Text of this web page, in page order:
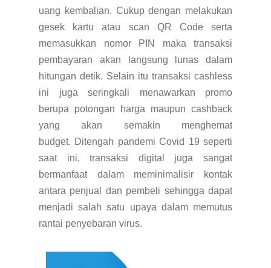
uang kembalian. Cukup dengan melakukan
gesek kartu atau scan QR Code serta
memasukkan nomor PIN maka transaksi
pembayaran akan langsung lunas dalam
hitungan detik. Selain itu transaksi cashless
ini juga seringkali menawarkan promo
berupa potongan harga maupun cashback
yang akan semakin menghemat
budget. Ditengah pandemi Covid 19 seperti
saat ini, transaksi digital juga sangat
bermanfaat dalam meminimalisir kontak
antara penjual dan pembeli sehingga dapat
menjadi salah satu upaya dalam memutus
rantai penyebaran virus.